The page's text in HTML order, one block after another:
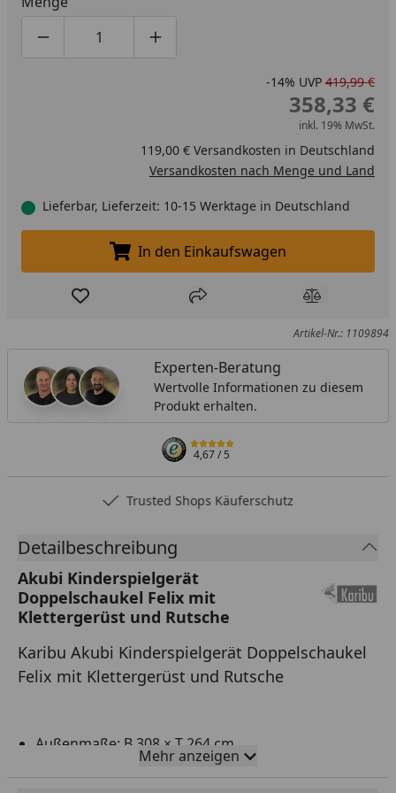
Produktmenge um eins verringern
Produktmenge manuell eingeben
Produktmenge um eins erhöhen
-14% UVP 419,99 €
358,33 €
inkl. 19% MwSt.
119,00 € Versandkosten in Deutschland
Versandkosten nach Menge und Land
Lieferbar, Lieferzeit: 10-15 Werktage in Deutschland
In den Einkaufswagen legen
In den Einkaufswagen
Produkt zur Wunschliste hinzufügen
Teilen Produkt
Artikel-Nr.: 1109894
Experten-Beratung
Wertvolle Informationen zu diesem
Produkt erhalten.
4,67/ 5
Trusted Shops Käuferschutz
Detailbeschreibung
Akubi Kinderspielgerät
Doppelschaukel Felix mit
Klettergerüst und Rutsche
Karibu Akubi Kinderspielgerät Doppelschaukel
Felix mit Klettergerüst und Rutsche
Außenmaße: B 308 × T 264 cm
Mehr anzeigen